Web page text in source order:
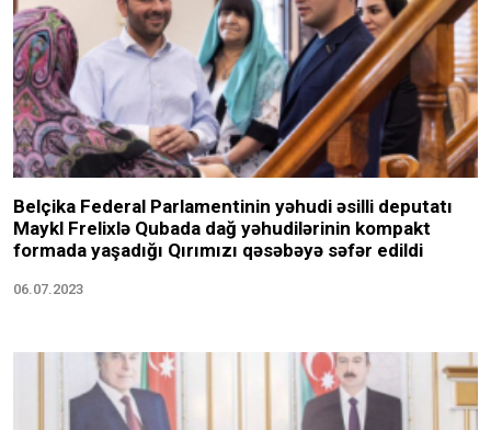
Belçika Federal Parlamentinin yəhudi əsilli deputatı
Maykl Frelixlə Qubada dağ yəhudilərinin kompakt
formada yaşadığı Qırımızı qəsəbəyə səfər edildi
06.07.2023